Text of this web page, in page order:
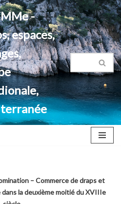
-
espaces,
– Commerce de draps et
la deuxième moitié du XVIIIe